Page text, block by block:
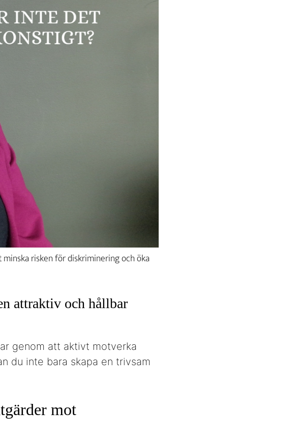
risken för diskriminering och öka
attraktiv och hållbar
genom att aktivt motverka
du inte bara skapa en trivsam
mot